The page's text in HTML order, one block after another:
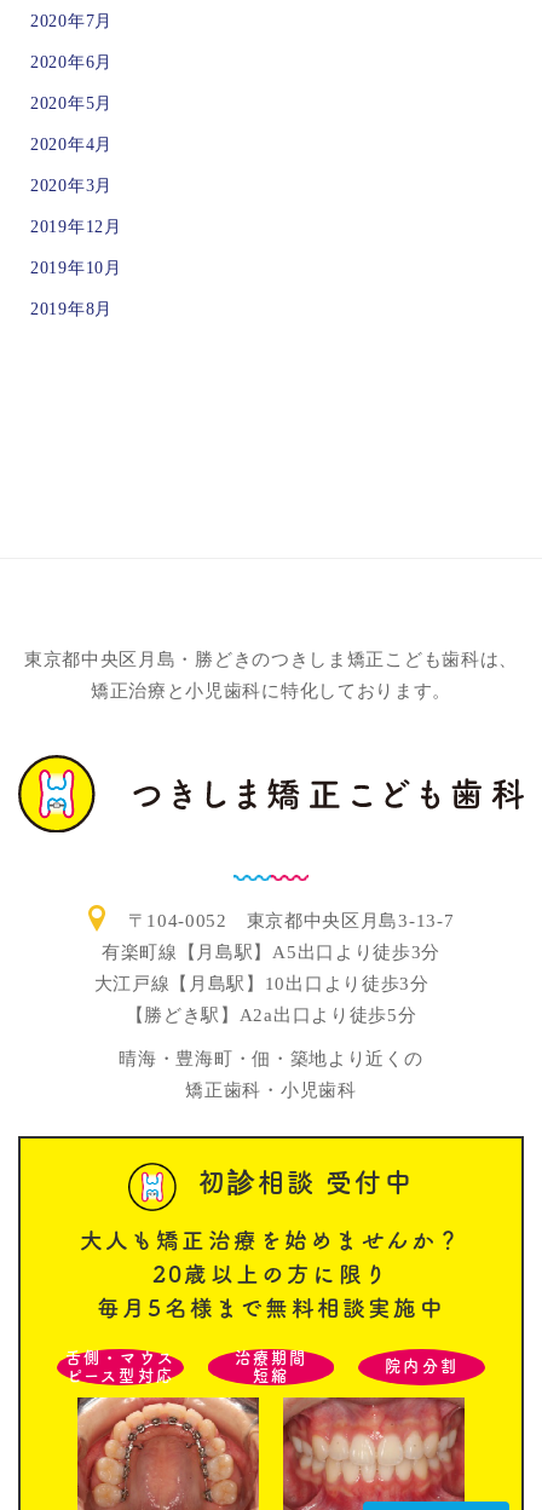
2020年7月
2020年6月
2020年5月
2020年4月
2020年3月
2019年12月
2019年10月
2019年8月
東京都中央区月島・勝どきのつきしま矯正こども歯科は、
矯正治療と小児歯科に特化しております。
〒104-0052 東京都中央区月島3-13-7
有楽町線【月島駅】A5出口より徒歩3分
大江戸線【月島駅】10出口より徒歩3分
【勝どき駅】A2a出口より徒歩5分
晴海・豊海町・佃・築地より近くの
矯正歯科・小児歯科
初診相談 受付中
大人も矯正治療を始めませんか？
20歳以上の方に限り
毎月5名様まで無料相談実施中
舌側・マウス
ピース型対応
治療期間
短縮
院内分割